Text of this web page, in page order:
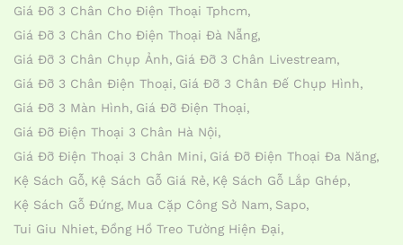
Giá Đỡ 3 Chân Cho Điện Thoại Tphcm
Giá Đỡ 3 Chân Cho Điện Thoại Đà Nẵng
Giá Đỡ 3 Chân Chụp Ảnh Giá Đỡ 3 Chân Livestream
Giá Đỡ 3 Chân Điện Thoại Giá Đỡ 3 Chân Đế Chụp Hình
Giá Đỡ 3 Màn Hình Giá Đỡ Điện Thoại
Giá Đỡ Điện Thoại 3 Chân Hà Nội
Giá Đỡ Điện Thoại 3 Chân Mini Giá Đỡ Điện Thoại Đa Năng
Kệ Sách Gỗ Kệ Sách Gỗ Giá Rẻ Kệ Sách Gỗ Lắp Ghép
Kệ Sách Gỗ Đứng Mua Cặp Công Sở Nam Sapo
Tui Giu Nhiet Đồng Hồ Treo Tường Hiện Đại